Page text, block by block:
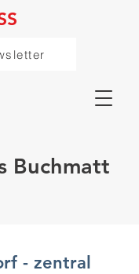
Buchmatt
- zentral